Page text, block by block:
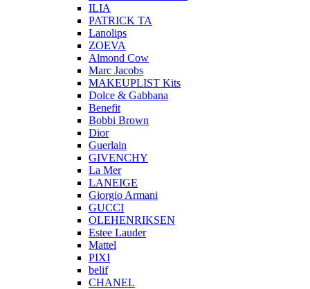
ILIA
PATRICK TA
Lanolips
ZOEVA
Almond Cow
Marc Jacobs
MAKEUPLIST Kits
Dolce & Gabbana
Benefit
Bobbi Brown
Dior
Guerlain
GIVENCHY
La Mer
LANEIGE
Giorgio Armani
GUCCI
OLEHENRIKSEN
Estee Lauder
Mattel
PIXI
belif
CHANEL